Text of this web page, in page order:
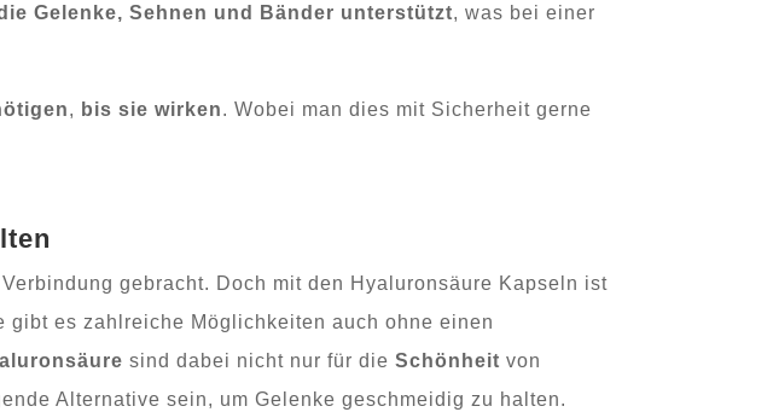
Gelenke, Sehnen und Bänder unterstützt, was bei einer
, bis sie wirken. Wobei man dies mit Sicherheit gerne
gebracht. Doch mit den Hyaluronsäure Kapseln ist
es zahlreiche Möglichkeiten auch ohne einen
sind dabei nicht nur für die Schönheit von
Alternative sein, um Gelenke geschmeidig zu halten.